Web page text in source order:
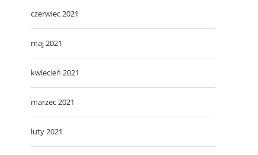
czerwiec 2021
maj 2021
kwiecień 2021
marzec 2021
luty 2021